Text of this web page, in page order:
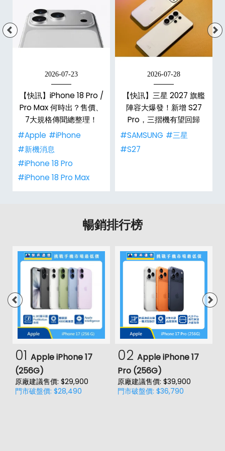
2026-07-23
【快訊】iPhone 18 Pro /
Pro Max 何時出？售價、
7大規格傳聞總整理！
#Apple #iPhone
#新機消息
#iPhone 18 Pro
#iPhone 18 Pro Max
2026-07-28
【快訊】三星 2027 旗艦
陣容大爆發！新增 S27
Pro，三摺機有望回歸
#SAMSUNG #三星
#S27
暢銷排行榜
01 Apple iPhone 17
(256G)
原廠建議售價: $29,900
門市破盤價: $28,490
02 Apple iPhone 17
Pro (256G)
原廠建議售價: $39,900
門市破盤價: $36,790